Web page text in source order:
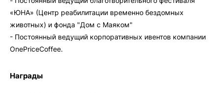
«ЮНА» (Центр реабилитации временно бездомных
животных) и фонда "Дом с Маяком"
- Постоянный ведущий корпоративных ивентов компании
OnePriceCoffee.
Награды